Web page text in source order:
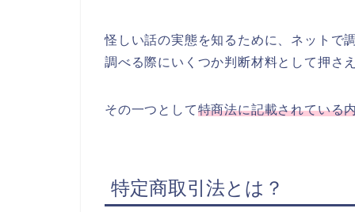
怪しい話の実態を知るために、ネットで
調べる際にいくつか判断材料として押さ
その一つとして特商法に記載されている
特定商取引法とは？